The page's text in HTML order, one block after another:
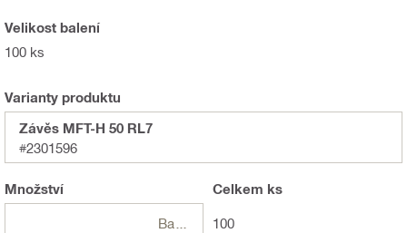
Velikost balení
100 ks
Varianty produktu
Závěs MFT-H 50 RL7
#2301596
Množství Celkem ks
100